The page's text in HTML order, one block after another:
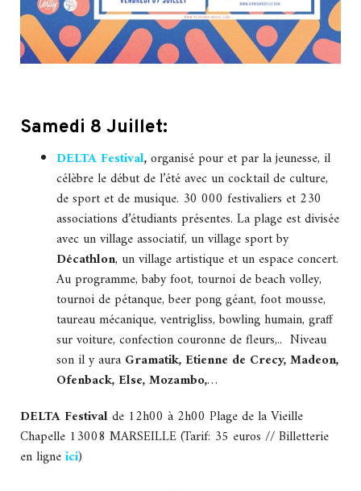
Samedi 8 Juillet:
DELTA Festival,organisé pour et par la jeunesse, il
célèbre le début de l’été avec un cocktail de culture,
de sport et de musique. 30 000 festivaliers et 230
associations d’étudiants présentes. La plage est divisée
avec un village associatif, un village sport by
Décathlon, un village artistique et un espace concert.
Au programme, baby foot, tournoi de beach volley,
tournoi de pétanque, beer pong géant, foot mousse,
taureau mécanique, ventrigliss, bowling humain, graff
sur voiture, confection couronne de fleurs,.. Niveau
son il y aura Gramatik, Etienne de Crecy, Madeon,
Ofenback, Else, Mozambo,…
DELTA Festivalde 12h00 à 2h00 Plage de la Vieille
Chapelle 13008 MARSEILLE (Tarif: 35 euros // Billetterie
en ligneici)